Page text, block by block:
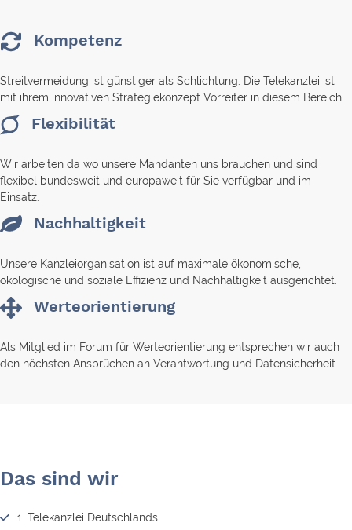
Kompetenz
Streitvermeidung ist günstiger als Schlichtung. Die Telekanzlei ist
mit ihrem innovativen Strategiekonzept Vorreiter in diesem Bereich.
Flexibilität
Wir arbeiten da wo unsere Mandanten uns brauchen und sind
flexibel bundesweit und europaweit für Sie verfügbar und im
Einsatz.
Nachhaltigkeit
Unsere Kanzleiorganisation ist auf maximale ökonomische,
ökologische und soziale Effizienz und Nachhaltigkeit ausgerichtet.
Werteorientierung
Als Mitglied im Forum für Werteorientierung entsprechen wir auch
den höchsten Ansprüchen an Verantwortung und Datensicherheit.
Das sind wir
1. Telekanzlei Deutschlands